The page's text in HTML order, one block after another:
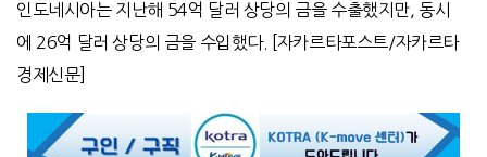
인도네시아는 지난해 54억 달러 상당의 금을 수출했지만, 동시
에 26억 달러 상당의 금을 수입했다. [자카르타포스트/자카르타
경제신문]